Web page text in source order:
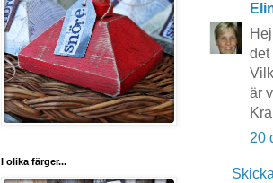
det
är
20
I olika färger...